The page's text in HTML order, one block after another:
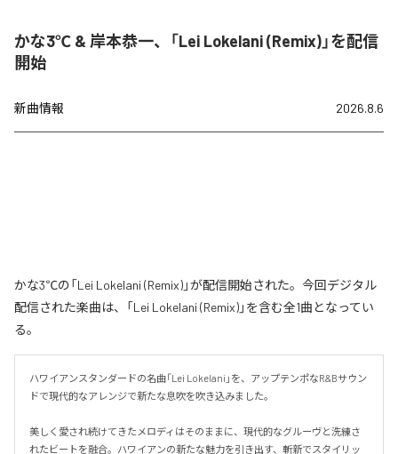
かな3℃ & 岸本恭一、「Lei Lokelani (Remix)」を配信
開始
新曲情報 2026.8.6
かな3℃の「Lei Lokelani (Remix)」が配信開始された。今回デジタル
配信された楽曲は、「Lei Lokelani (Remix)」を含む全1曲となってい
る。
ハワイアンスタンダードの名曲「Lei Lokelani」を、アップテンポなR&Bサウン
ドで現代的なアレンジで新たな息吹を吹き込みました。
美しく愛され続けてきたメロディはそのままに、現代的なグルーヴと洗練さ
れたビートを融合。ハワイアンの新たな魅力を引き出す、斬新でスタイリッ